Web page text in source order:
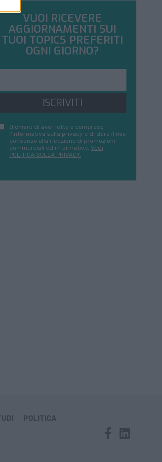
VUOI RICEVERE
AGGIORNAMENTI SUI
TUOI TOPICS PREFERITI
OGNI GIORNO?
ISCRIVITI
Dichiaro di aver letto e compreso
l'informativa sulla privacy e di dare il mio
consenso alla ricezione di promozioni
commerciali ed informative. Vedi
POLITICA SULLA PRIVACY.
POLITICA